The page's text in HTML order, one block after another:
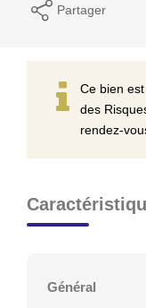
Partager
Ce bien
des
rendez-
Général